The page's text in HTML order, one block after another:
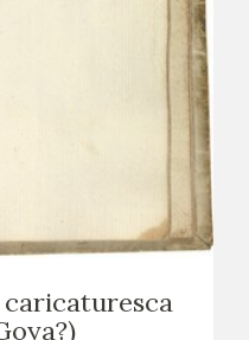
caricaturesca